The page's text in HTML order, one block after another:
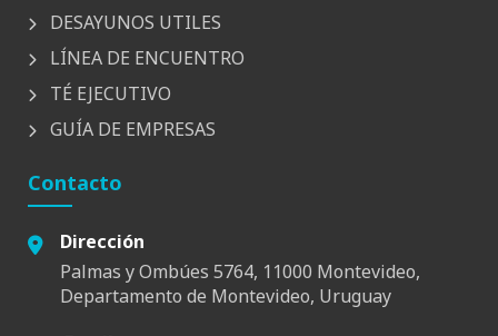
DESAYUNOS UTILES
LÍNEA DE ENCUENTRO
TÉ EJECUTIVO
GUÍA DE EMPRESAS
Contacto
Dirección
Palmas y Ombúes 5764, 11000 Montevideo,
Departamento de Montevideo, Uruguay